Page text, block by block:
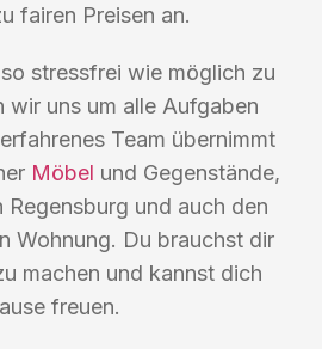
fairen Preisen an.
stressfrei wie möglich zu
wir uns um alle Aufgaben
Team übernimmt
Möbel und Gegenstände,
Regensburg und auch den
Wohnung. Du brauchst dir
machen und kannst dich
freuen.